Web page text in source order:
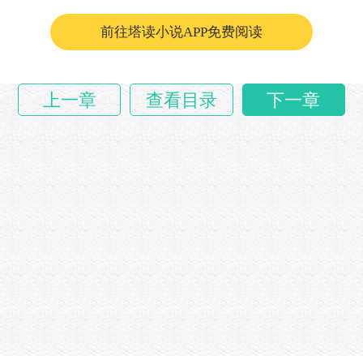
前往塔读小说APP免费阅读
上一章 查看目录 下一章